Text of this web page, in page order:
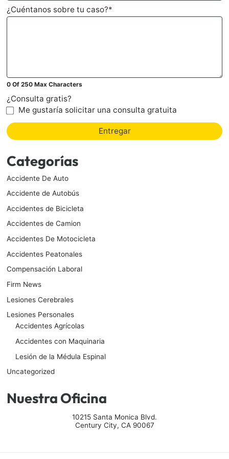
¿Cuéntanos sobre tu caso?*
0 Of 250 Max Characters
¿Consulta gratis?
Me gustaría solicitar una consulta gratuita
Entregar
Categorías
Accidente De Auto
Accidente de Autobús
Accidentes de Bicicleta
Accidentes de Camion
Accidentes De Motocicleta
Accidentes Peatonales
Compensación Laboral
Firm News
Lesiones Cerebrales
Lesiones Personales
Accidentes Agrícolas
Accidentes con Maquinaria
Lesión de la Médula Espinal
Uncategorized
Nuestra Oficina
10215 Santa Monica Blvd.
Century City, CA 90067